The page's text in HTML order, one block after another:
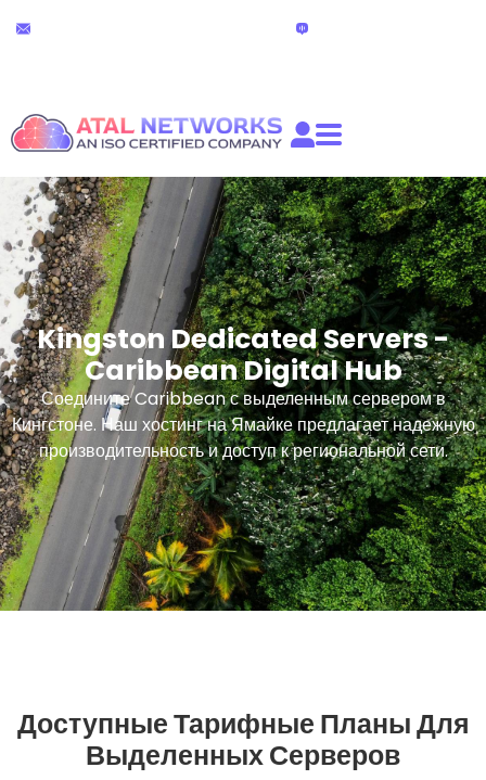
Kingston Dedicated Servers -
Caribbean Digital Hub
Соедините Caribbean с выделенным сервером в
Кингстоне. Наш хостинг на Ямайке предлагает надежную
производительность и доступ к региональной сети.
Доступные Тарифные Планы Для
Выделенных Серверов